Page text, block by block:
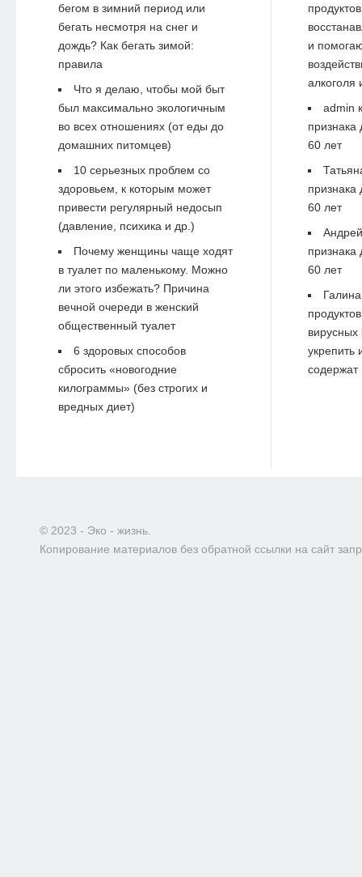
бегом в зимний период или
бегать несмотря на снег и
дождь? Как бегать зимой:
правила
Что я делаю, чтобы мой быт
был максимально экологичным
во всех отношениях (от еды до
домашних питомцев)
10 серьезных проблем со
здоровьем, к которым может
привести регулярный недосып
(давление, психика и др.)
Почему женщины чаще ходят
в туалет по маленькому. Можно
ли этого избежать? Причина
вечной очереди в женский
общественный туалет
6 здоровых способов
сбросить «новогодние
килограммы» (без строгих и
вредных диет)
и
алкоголя
admin
60 лет
60 лет
Андрей
60 лет
Галина
вирусных
укрепить
содержат
© 2023 - Эко - жизнь.
Копирование материалов без обратной ссылки на сайт